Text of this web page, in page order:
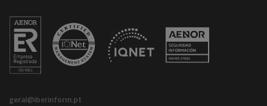
geral@iberinform.pt